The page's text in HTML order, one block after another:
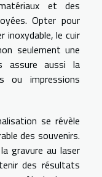
et des
Opter pour
inoxydable, le cuir
seulement une
assure aussi la
ou impressions
se révèle
des souvenirs.
gravure au laser
des résultats